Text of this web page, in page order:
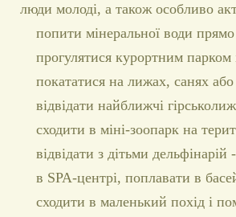
люди молоді, а також особливо
попити мінеральної води
прогулятися курортним
покататися на лижах, санях
відвідати найближчі
сходити в міні-зоопарк на
відвідати з дітьми
в SPA-центрі, поплавати в
сходити в маленький похід і